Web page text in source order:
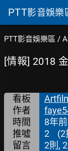
PTT影音娛樂
PTT影音娛樂區 /
[情報] 2018
看板
作者
時間 8年前
推噓 2 (2
留言
2則,